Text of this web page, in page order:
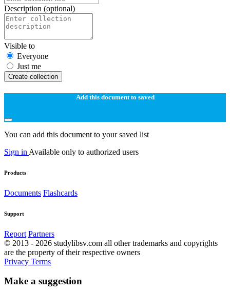
Description (optional)
Visible to
Everyone
Just me
Create collection
Add this document to saved
You can add this document to your saved list
Sign in Available only to authorized users
Products
Documents Flashcards
Support
Report Partners
© 2013 - 2026 studylibsv.com all other trademarks and copyrights
are the property of their respective owners
Privacy Terms
Make a suggestion